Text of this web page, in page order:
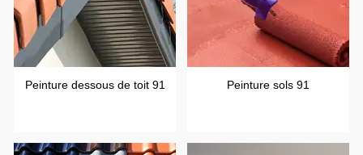
Peinture dessous de toit 91 Peinture sols 91